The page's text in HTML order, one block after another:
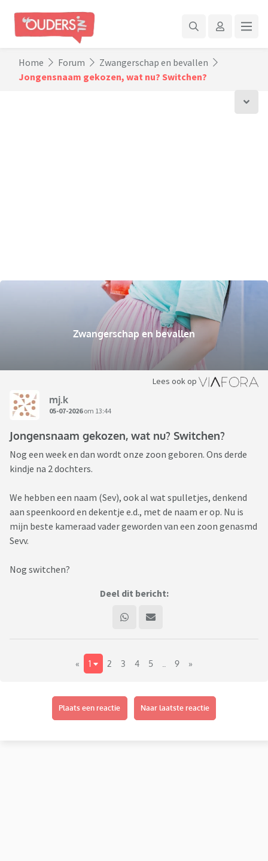
Home Forum
Zwangerschap en bevallen
Jongensnaam gekozen, wat nu? Switchen?
Zwangerschap en bevallen
Lees ook op
mj.k
05-07-2026om 13:44
Jongensnaam gekozen, wat nu? Switchen?
Nog een week en dan wordt onze zoon geboren. Ons derde
kindje na 2 dochters.
We hebben een naam (Sev), ook al wat spulletjes, denkend
aan speenkoord en dekentje e.d., met de naam er op. Nu is
mijn beste kameraad vader geworden van een zoon genasmd
Sevv.
Nog switchen?
Deel dit bericht:
« 1 2 3 4 5 9 »
Plaats een reactie Naar laatste reactie